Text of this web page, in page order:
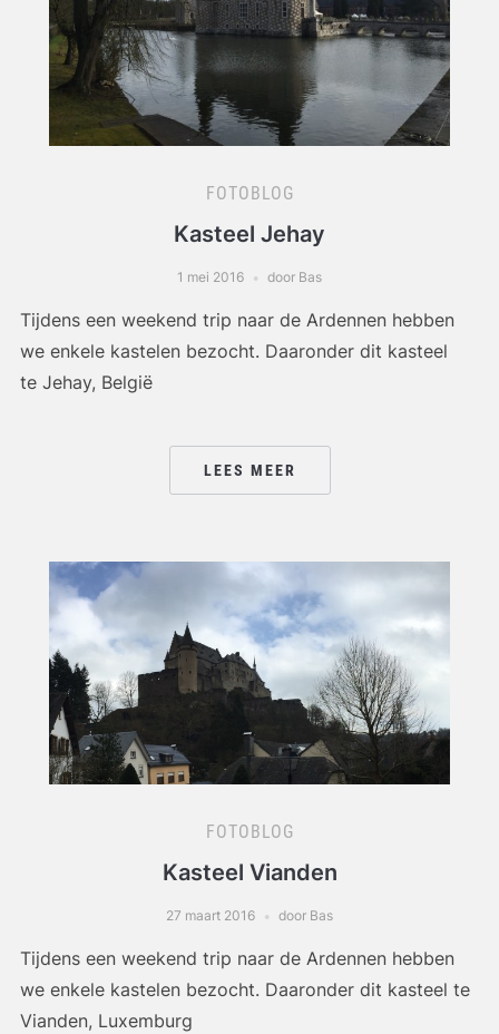
FOTOBLOG
Kasteel Jehay
1 mei 2016 door Bas
Tijdens een weekend trip naar de Ardennen hebben
we enkele kastelen bezocht. Daaronder dit kasteel
te Jehay, België
LEES MEER
FOTOBLOG
Kasteel Vianden
27 maart 2016 door Bas
Tijdens een weekend trip naar de Ardennen hebben
we enkele kastelen bezocht. Daaronder dit kasteel te
Vianden, Luxemburg